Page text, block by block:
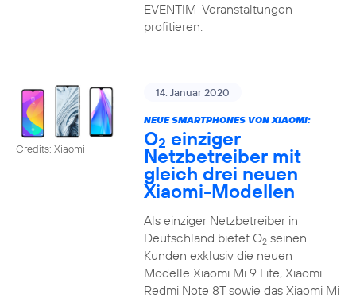
EVENTIM-Veranstaltungen
profitieren.
Credits: Xiaomi
14. Januar 2020
NEUE SMARTPHONES VON XIAOMI:
O2 einziger
Netzbetreiber mit
gleich drei neuen
Xiaomi-Modellen
Als einziger Netzbetreiber in
Deutschland bietet O2seinen
Kunden exklusiv die neuen
Modelle Xiaomi Mi 9 Lite, Xiaomi
Redmi Note 8T sowie das Xiaomi Mi